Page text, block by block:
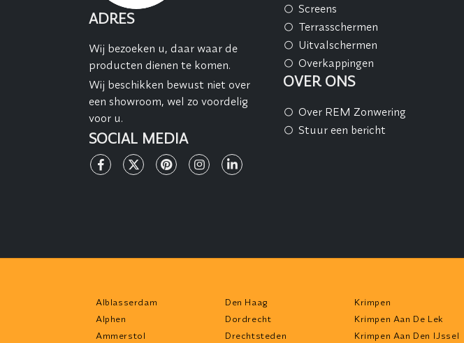
ADRES
Wij bezoeken u, daar waar de
producten dienen te komen.
Wij beschikken bewust niet over
een showroom, wel zo voordelig
voor u.
SOCIAL MEDIA
Screens
Terrasschermen
Uitvalschermen
Overkappingen
OVER ONS
Over REM Zonwering
Stuur een bericht
Alblasserdam
Alphen
Ammerstol
Den Haag
Dordrecht
Drechtsteden
Krimpen
Krimpen Aan De Lek
Krimpen Aan Den IJssel